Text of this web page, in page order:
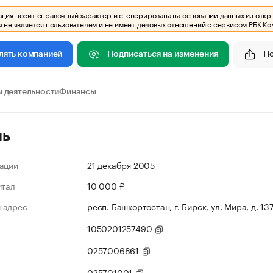
носит справочный характер и сгенерирована на основании данных из
не является пользователем и не имеет деловых отношений с сервисом РБК
компанией Подписаться на изменения
деятельностиФинансы
21 декабря 2005
10 000 ₽
респ. Башкортостан, г. Бирск, ул. Мира, д.
1050201257490
0257006861